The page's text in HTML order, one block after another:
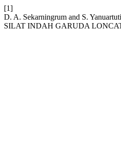
[1]
D. A. Sekarningrum and S.
SILAT INDAH GARUDA